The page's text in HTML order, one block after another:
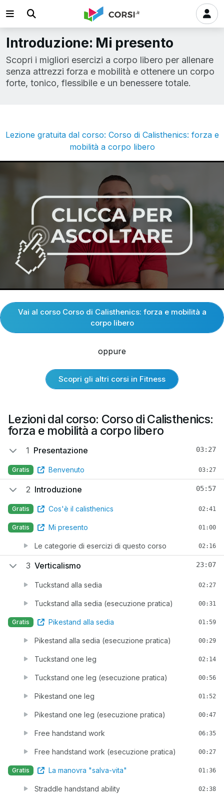
Introduzione: Mi presento
Scopri i migliori esercizi a corpo libero per allenare
senza attrezzi forza e mobilità e ottenere un corpo
forte, tonico, flessibile e un benessere totale.
Lezione gratuita dal corso: Corso di Calisthenics: forza e
mobilità a corpo libero
Vai al corso Corso di Calisthenics: forza e mobilità a
corpo libero
oppure
Scopri gli altri corsi in Fitness
Lezioni dal corso: Corso di Calisthenics:
forza e mobilità a corpo libero
1 Presentazione 03:27
Gratis Benvenuto 03:27
2 Introduzione 05:57
Gratis Cos'è il calisthenics 02:41
Gratis Mi presento 01:00
Le categorie di esercizi di questo corso 02:16
3 Verticalismo 23:07
Tuckstand alla sedia 02:27
Tuckstand alla sedia (esecuzione pratica) 00:31
Gratis Pikestand alla sedia 01:59
Pikestand alla sedia (esecuzione pratica) 00:29
Tuckstand one leg 02:14
Tuckstand one leg (esecuzione pratica) 00:56
Pikestand one leg 01:52
Pikestand one leg (esecuzione pratica) 00:47
Free handstand work 06:35
Free handstand work (esecuzione pratica) 00:27
Gratis La manovra "salva-vita" 01:36
Straddle handstand ability 02:38